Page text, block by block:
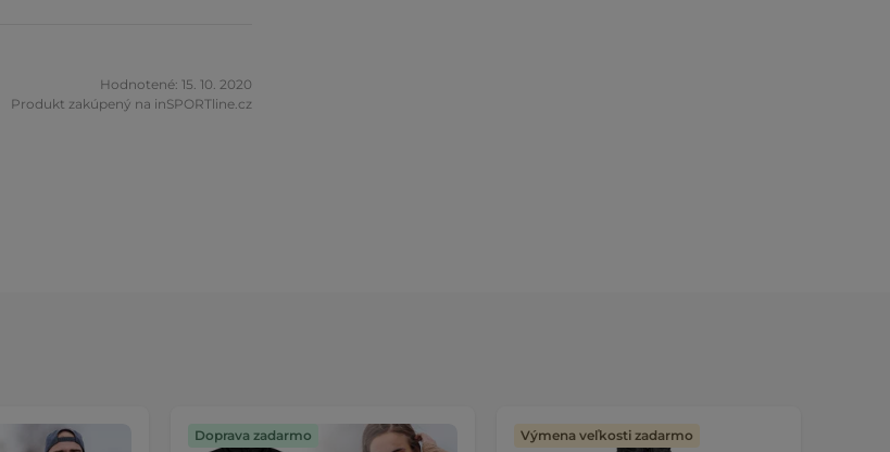
Doprava zadarmo Výmena veľkosti zadarmo
Hodnotené: 15. 10. 2020
Produkt zakúpený na inSPORTline.cz